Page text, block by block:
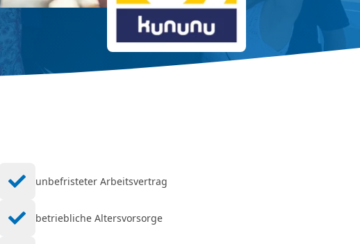
unbefristeter Arbeitsvertrag
betriebliche Altersvorsorge